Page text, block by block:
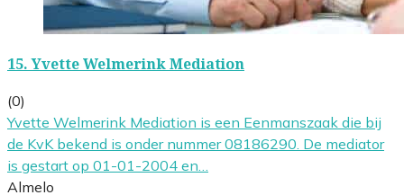
15. Yvette Welmerink Mediation
(0)
Yvette Welmerink Mediation is een Eenmanszaak die bij
de KvK bekend is onder nummer 08186290. De mediator
is gestart op 01-01-2004 en…
Almelo